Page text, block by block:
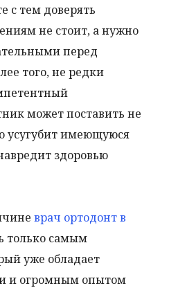
с тем доверять
не стоит, а нужно
перед
того, не редки
может поставить не
усугубит имеющуюся
здоровью
врач ортодонт в
только самым
уже обладает
и огромным опытом